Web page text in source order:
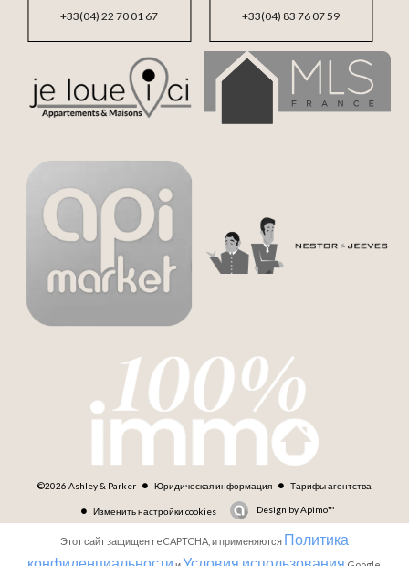
+33(04) 83 76 07 59
+33(04) 22 70 01 67
©2026 Ashley & Parker Юридическая информация Тарифы агентства
Изменить настройки cookies Design byApimo™
Этот сайт защищен reCAPTCHA, и применяются Политика